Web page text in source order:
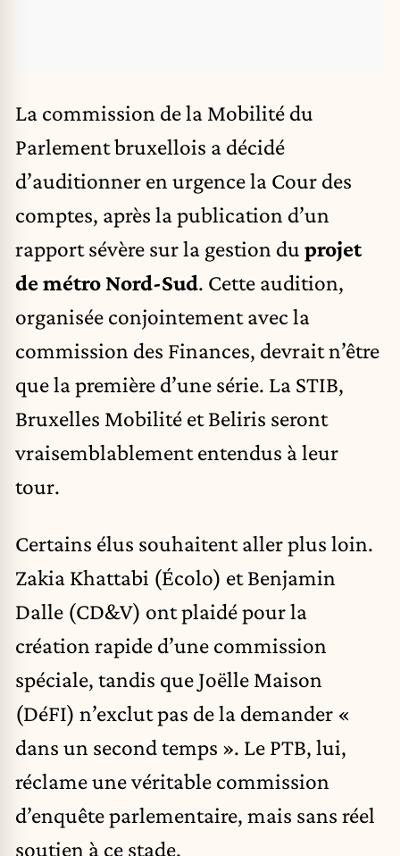
La commission de la Mobilité du
Parlement bruxellois a décidé
d’auditionner en urgence la Cour des
comptes, après la publication d’un
rapport sévère sur la gestion du projet
de métro Nord-Sud. Cette audition,
organisée conjointement avec la
commission des Finances, devrait n’être
que la première d’une série. La STIB,
Bruxelles Mobilité et Beliris seront
vraisemblablement entendus à leur
tour.
Certains élus souhaitent aller plus loin.
Zakia Khattabi (Écolo) et Benjamin
Dalle (CD&V) ont plaidé pour la
création rapide d’une commission
spéciale, tandis que Joëlle Maison
(DéFI) n’exclut pas de la demander «
dans un second temps ». Le PTB, lui,
réclame une véritable commission
d’enquête parlementaire, mais sans réel
soutien à ce stade.